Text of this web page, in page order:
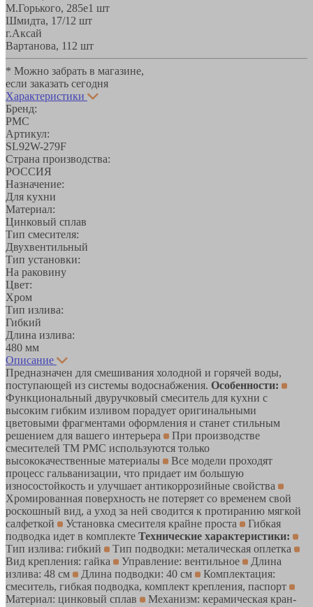
М.Горького, 285е1 шт
Шмидта, 17/1 2 шт
г.Аксай
Вартанова, 11 2 шт
* Можно забрать в магазине,
если заказать сегодня
Характеристики
Бренд:
РМС
Артикул:
SL92W-279F
Страна производства:
РОССИЯ
Назначение:
Для кухни
Материал:
Цинковый сплав
Тип смесителя:
Двухвентильный
Тип установки:
На раковину
Цвет:
Хром
Тип излива:
Гибкий
Длина излива:
480 мм
Описание
Предназначен для смешивания холодной и горячей воды,
поступающей из системы водоснабжения. Особенности:
Функциональный двуручковый смеситель для кухни с
высоким гибким изливом порадует оригинальными
цветовыми фрагментами оформления и станет стильным
решением для вашего интерьера
При производстве
смесителей ТМ РМС используются только
высококачественные материалы
Все модели проходят
процесс гальванизации, что придает им большую
износостойкость и улучшает антикоррозийные свойства
Хромированная поверхность не потеряет со временем свой
роскошный вид, а уход за ней сводится к протиранию мягкой
салфеткой
Установка смесителя крайне проста
Гибкая
подводка идет в комплекте Технические характеристики:
Тип излива: гибкий
Тип подводки: металическая оплетка
Вид крепления: гайка
Управление: вентильное
Длина
излива: 48 см
Длина подводки: 40 см
Комплектация:
смеситель, гибкая подводка, комплект крепления, паспорт
Материал: цинковый сплав
Механизм: керамическая кран-